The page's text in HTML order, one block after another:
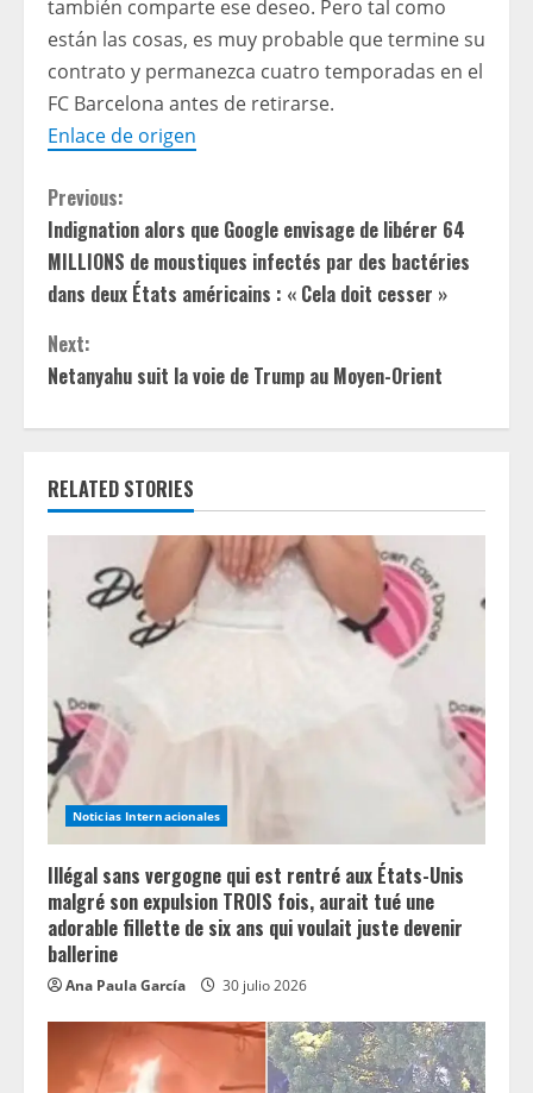
también comparte ese deseo. Pero tal como
están las cosas, es muy probable que termine su
contrato y permanezca cuatro temporadas en el
FC Barcelona antes de retirarse.
Enlace de origen
C
o
n
t
u
R
a
d
i
n
g
Previous:
Indignation alors que Google envisage de libérer 64
MILLIONS de moustiques infectés par des bactéries
dans deux États américains : « Cela doit cesser »
Next:
Netanyahu suit la voie de Trump au Moyen-Orient
RELATED STORIES
Noticias Internacionales
Illégal sans vergogne qui est rentré aux États-Unis
malgré son expulsion TROIS fois, aurait tué une
adorable fillette de six ans qui voulait juste devenir
ballerine
Ana Paula García 30 julio 2026